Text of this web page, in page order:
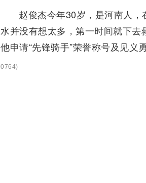
赵俊杰今年30岁，是河南人
水并没有想太多，第一时间就下
他申请“先锋骑手”荣誉称号及见义
0764)